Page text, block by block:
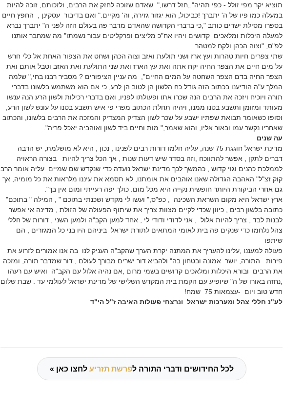
תוציא יקר מפי זולל - כפי תהיה".,חזל דרשו," שאדם שזוכה לחזק את הרבים, ולזכותם, זוכה להיות
במעלה כמו פיו של ה' יתברך !כביכול, הוא יגזור גזירה, וה' מקיים." ואם בדיבור עסקינן , החפץ חיים
בספרו מסילת ישרים כותב ",כי בדברי הקדושה שהאדם מדבר פה בעולם הזה לפני ה" יתברך נברא
למעלה היכלות ומלאכים קדושים ויהיו אח"כ מליצים ופרקליטים עבור נשמתו" מה שמחבר אותנו
לפ"ס, "וצוה הכהן ולקח למטהר
שתי צפרים חיות טהרות ועץ ארז ושני תולעת ואזב וצוה הכהן ושחט את הצפור האחת אל כלי חרש
על מים חיים את הצפר החיה יקח אתה ואת עץ הארז ואת שני התולעת ואת האזב וטבל אותם ואת
הצפר החיה בדם הצפר השחטה על המים החיים", מה עניין הציפורים ? מסביר רבנו בחי," שלמה
המלך ע"ה הודיענו בכתוב הזה גודל כח הלשון הן לטוב הן לרע, כי אם הוא משתמש בלשונו בדברי
תורה ויוכיח ויזכה את הרבים הנה שכרו אתו ופעולתו לפניו, ואם בדברי רכילות ולשון הרע הנה ענשו
מעותד ומזומן ותשבע בטנו ממנו, ויהיה תחלת הכתוב מפרי פי איש תשבע בטנו על עונש לשון הרע,
וסופו כשאומר תבואת שפתיו ישבע על שכר לשון הצדיק המצדיק והמזכה את הרבים בלשונו, והכתוב
שאחריו נקשר עמו ובאור אליו, והוא שאמר," מות וחיים ביד לשון ואוהביה יאכל פריה".
עה שנים
מדינת ישראל חוגגת 75 שנה, עליה חלמו דורות רבים לפנינו , נכון , היא לא מושלמת, יש הרבה
דברים לתקן , אפשר להתווכח ,וזה בסדר שיש דעות שנות , אך הכל צריך להיות בצורה הראויה
לממלכת כהנים וגוי קדוש , כהמשך לכך מדינת ישראל נועדה כדי שנקדש שם שמיים עליה אומר הרב
קוק זצ"ל" האהבה הגדולה שאנו אוהבים את אומתנו, לא תסמא את עיננו מלראות את כל מומיה, אך
גם אחרי הביקורת היותר חופשית נקייה היא מכל מום. כולך יפה רעייתי ומום אין בך".
ארץ ישראל היא מקום השראת השכינה , כפ"ס," ועשו לי מקדש ושכנתי בתוכם " , המילה " בתוכם"
כתובה בלשון רבים , כיוון שכדי לקיים מצוות צריך את שיתוף הפעולה של הזולת , מדינה אי אפשר
לבנות לבד , צריך להיות אלול , אני לדודי ודודי לי , אחד למען הקב"ה ולמען השני , דורות של חללי
צהל נלחמו כדי שנקים פה בית לאומי המתאים לתורת ישראל ביניהם היו בני כל המגזרים , הם
שיתפו
פעולה למעננו ,עלינו להעריך את המתנה יקרת הערך שהקב"ה העניק לנו בה אנו אמורים לזרוע את
פירות התורה, יושר אמונה ובטחון בה" ולהביא דור ישרים מבורך לעולם , דור שמדבר תורה, ומזכה
את הרבים ובורא היכלות ומלאכים קדושים בשמי מרום ,אם נהיה אלול עם הקב"ה ואיש עם רעהו
,נחזה באורו של ה" שיופיע עם הקמת בית המקדש השלישי של מדינת ישראל לעולמי עד . שבת שלום
חדש טוב ויום -עצמאות 75 שמח!
לע"נ חללי צהל ומערכות ישראל ונרצחי פעולות האיבה ז"ל הי"ד
לכל החידושים ודברי התורה לפרשת תזריע לחצו כאן »